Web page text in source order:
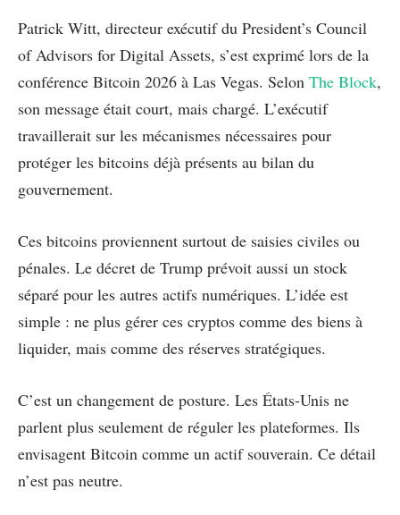
Patrick Witt, directeur exécutif du President’s Council
of Advisors for Digital Assets, s’est exprimé lors de la
conférence Bitcoin 2026 à Las Vegas. Selon The Block,
son message était court, mais chargé. L’exécutif
travaillerait sur les mécanismes nécessaires pour
protéger les bitcoins déjà présents au bilan du
gouvernement.
Ces bitcoins proviennent surtout de saisies civiles ou
pénales. Le décret de Trump prévoit aussi un stock
séparé pour les autres actifs numériques. L’idée est
simple : ne plus gérer ces cryptos comme des biens à
liquider, mais comme des réserves stratégiques.
C’est un changement de posture. Les États-Unis ne
parlent plus seulement de réguler les plateformes. Ils
envisagent Bitcoin comme un actif souverain. Ce détail
n’est pas neutre.